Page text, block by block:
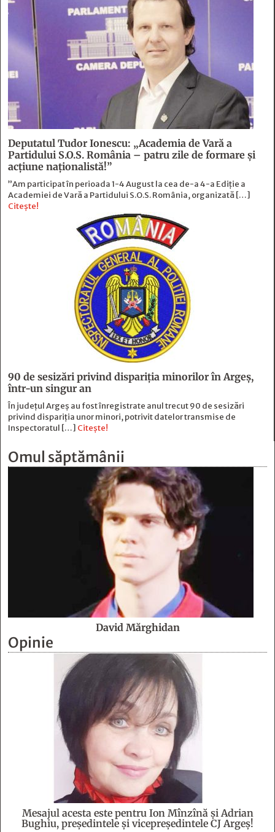
Deputatul Tudor Ionescu: „Academia de Vară a
Partidului S.O.S. România – patru zile de formare şi
acţiune naţionalistă!”
”Am participat în perioada 1-4 August la cea de-a 4-a Ediție a
Academiei de Vară a Partidului S.O.S. România, organizată […]
Citește!
90 de sesizări privind dispariţia minorilor în Argeş,
într-un singur an
În județul Argeș au fost înregistrate anul trecut 90 de sesizări
privind dispariția unor minori, potrivit datelor transmise de
Inspectoratul […] Citește!
Omul săptămânii
David Mărghidan
Opinie
Mesajul acesta este pentru Ion Mînzînă şi Adrian
Bughiu, preşedintele şi vicepreşedintele CJ Argeş!